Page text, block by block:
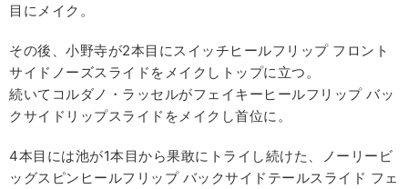
目にメイク。
その後、小野寺が2本目にスイッチヒールフリップ フロント
サイドノーズスライドをメイクしトップに立つ。
続いてコルダノ・ラッセルがフェイキーヒールフリップ バッ
クサイドリップスライドをメイクし首位に。
4本目には池が1本目から果敢にトライし続けた、ノーリービ
ッグスピンヒールフリップ バックサイドテールスライド フェ